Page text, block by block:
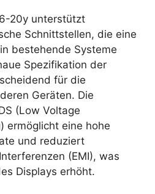
20y unterstützt
Schnittstellen, die eine
bestehende Systeme
Spezifikation der
für die
Geräten. Die
(Low Voltage
ermöglicht eine hohe
und reduziert
(EMI), was
Displays erhöht.